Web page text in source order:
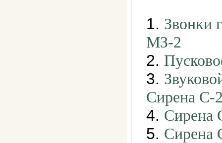
1. Звонки
МЗ-2
2.
3.
Сирена С-
4. Сирена
5. Сирена